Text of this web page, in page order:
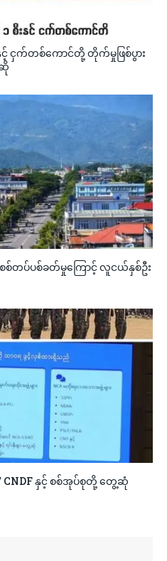
ငှက်တစ်ကောင်တို့ တိုက်မှုဖြစ်ပွား
စ်တပ်ပစ်ခတ်မှုကြောင့် လူငယ်နှစ်ဦး
CNDF နှင့် စစ်အုပ်စုတို့ တွေ့ဆုံ